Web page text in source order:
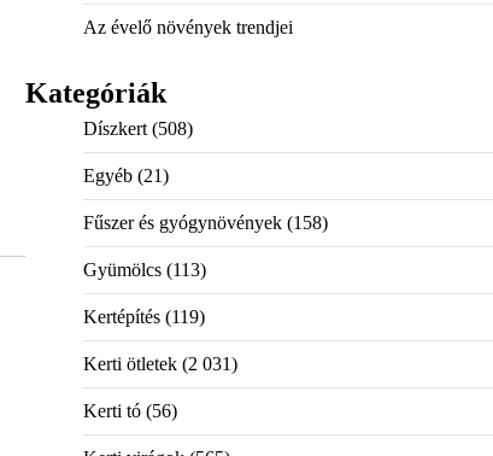
Az évelő növények trendjei
Kategóriák
Díszkert(508)
Egyéb(21)
Fűszer és gyógynövények(158)
Gyümölcs(113)
Kertépítés(119)
Kerti ötletek(2 031)
Kerti tó(56)